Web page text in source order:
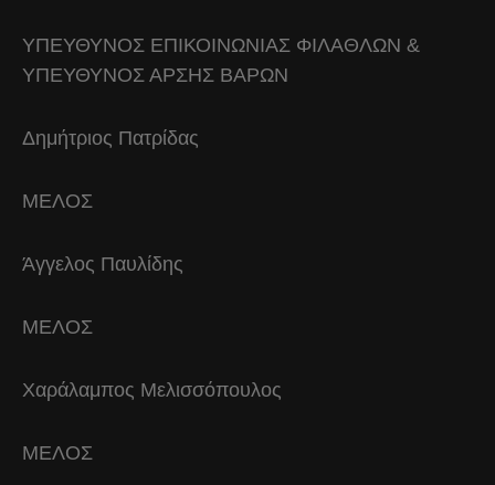
ΥΠΕΥΘΥΝΟΣ ΕΠΙΚΟΙΝΩΝΙΑΣ ΦΙΛΑΘΛΩΝ &
ΥΠΕΥΘΥΝΟΣ ΑΡΣΗΣ ΒΑΡΩΝ
Δημήτριος Πατρίδας
ΜΕΛΟΣ
Άγγελος Παυλίδης
ΜΕΛΟΣ
Χαράλαμπος Μελισσόπουλος
ΜΕΛΟΣ